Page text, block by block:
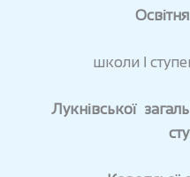
школи І
Лукнівської